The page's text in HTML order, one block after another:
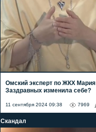
Омский эксперт по ЖКХ Мария
Заздравных изменила себе?
11 сентября 2024 09:38 7969
Скандал